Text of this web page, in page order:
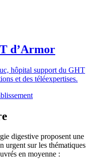
d’Armor
hôpital support du GHT
et des téléexpertises.
digestive proposent une
urgent sur les thématiques
en moyenne :